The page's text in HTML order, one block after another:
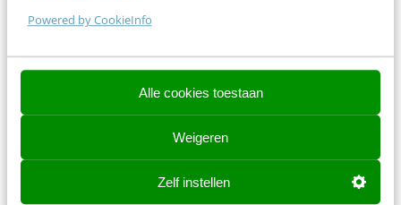
Powered by CookieInfo
Alle cookies toestaan
Weigeren
Zelf instellen
voor jouw resultaat:
Hoe kun je onderzoeken hoe jouw content écht
geconsumeerd wordt door de doelgroep?
van dat je ze tegenwerkt?
Met welke nieuwe trends en ontwikkelingen
moet je rekening gaan houden in 2026?